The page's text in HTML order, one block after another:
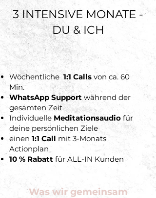
3 INTENSIVE MONATE -
DU & ICH
Wöchentliche1:1 Calls von ca. 60
Min.
WhatsApp Support während der
gesamten Zeit
Individuelle Meditationsaudio für
deine persönlichen Ziele
einen 1:1 Call mit 3-Monats
Actionplan
10 % Rabatt für ALL-IN Kunden
Was wir gemeinsam